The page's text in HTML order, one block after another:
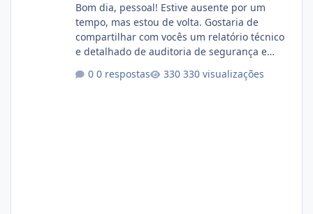
Bom dia, pessoal! Estive ausente por um
tempo, mas estou de volta. Gostaria de
compartilhar com vocês um relatório técnico
e detalhado de auditoria de segurança e
atualmente em circulação e comercialização
0 respostas 330 visualizações